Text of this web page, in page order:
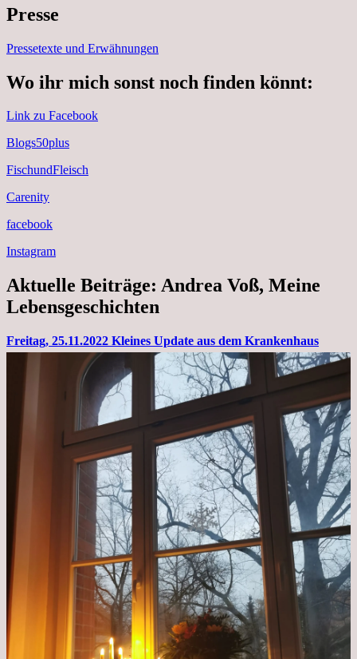
Presse
Pressetexte und Erwähnungen
Wo ihr mich sonst noch finden könnt:
Link zu Facebook
Blogs50plus
FischundFleisch
Carenity
facebook
Instagram
Aktuelle Beiträge: Andrea Voß, Meine
Lebensgeschichten
Freitag, 25.11.2022 Kleines Update aus dem Krankenhaus